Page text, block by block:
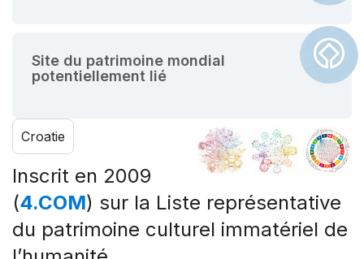
Site du patrimoine mondial
potentiellement lié
Croatie
Inscrit en 2009
(4.COM) sur la Liste représentative
du patrimoine culturel immatériel de